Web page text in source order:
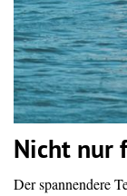
Nicht nur
Der spannendere